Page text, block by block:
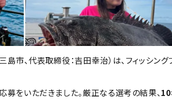
島市、代表取締役：吉田幸治）は、フィッシ
募をいただきました。厳正なる選考の結果、